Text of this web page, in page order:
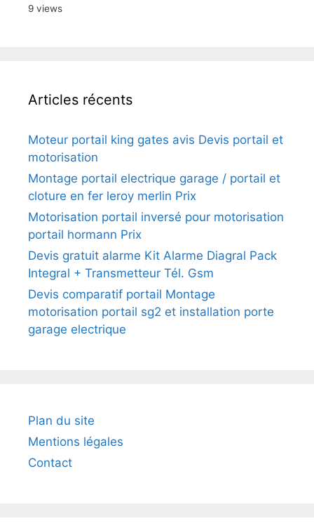
9 views
Articles récents
Moteur portail king gates avis Devis portail et
motorisation
Montage portail electrique garage / portail et
cloture en fer leroy merlin Prix
Motorisation portail inversé pour motorisation
portail hormann Prix
Devis gratuit alarme Kit Alarme Diagral Pack
Integral + Transmetteur Tél. Gsm
Devis comparatif portail Montage
motorisation portail sg2 et installation porte
garage electrique
Plan du site
Mentions légales
Contact